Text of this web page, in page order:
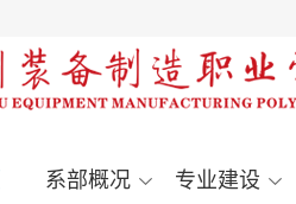
系部概况 专业建设